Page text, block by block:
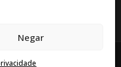
Negar